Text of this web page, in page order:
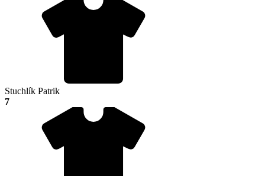
Stuchlík Patrik
7